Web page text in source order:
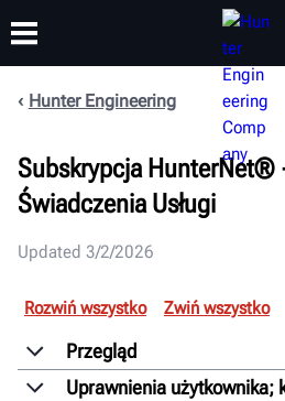
PRODUKTY WSPARCIE
Hunter Engineering
Subskrypcja
Świadczenia Usługi
Updated 3/2/2026
Rozwiń wszystko Zwiń wszystko
Przegląd
Uprawnienia użytkownika;